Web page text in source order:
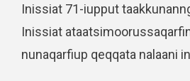
Inissiat 71-iupput
Inissiat
nunaqarfiup qeqqata nalaani